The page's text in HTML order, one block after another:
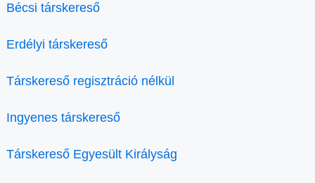
Bécsi társkereső
Erdélyi társkereső
Társkereső regisztráció nélkül
Ingyenes társkereső
Társkereső Egyesült Királyság